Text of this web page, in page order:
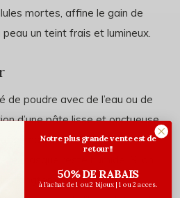
mortes, affine le gain de
un teint frais et lumineux.
de poudre avec de l’eau ou de
d’une pâte lisse et onctueuse.
semaine. Appliquer
le masque reste humide. Si on
longtemps, dès qu’il
Notre plus grande vente est de
retour!!
50% DE RABAIS
à l'achat de 1 ou 2 bijoux | 1 ou 2 acces.